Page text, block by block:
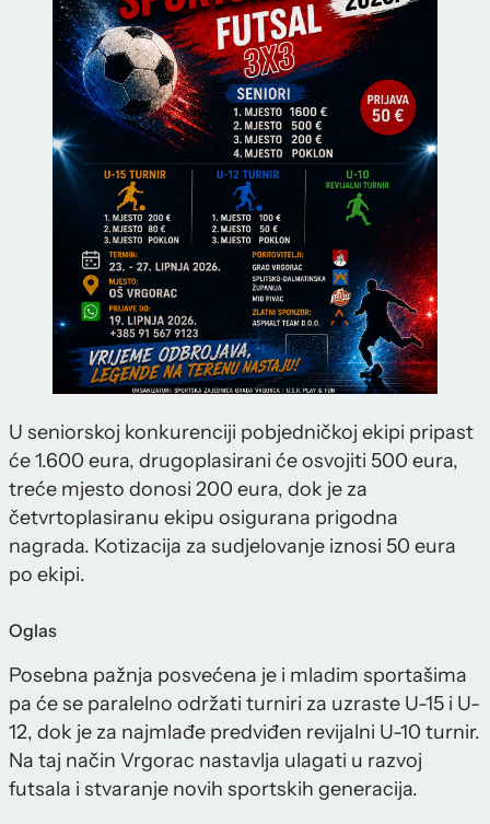
U seniorskoj konkurenciji pobjedničkoj ekipi pripast
će 1.600 eura, drugoplasirani će osvojiti 500 eura,
treće mjesto donosi 200 eura, dok je za
četvrtoplasiranu ekipu osigurana prigodna
nagrada. Kotizacija za sudjelovanje iznosi 50 eura
po ekipi.
Oglas
Posebna pažnja posvećena je i mladim sportašima
pa će se paralelno održati turniri za uzraste U-15 i U-
12, dok je za najmlađe predviđen revijalni U-10 turnir.
Na taj način Vrgorac nastavlja ulagati u razvoj
futsala i stvaranje novih sportskih generacija.